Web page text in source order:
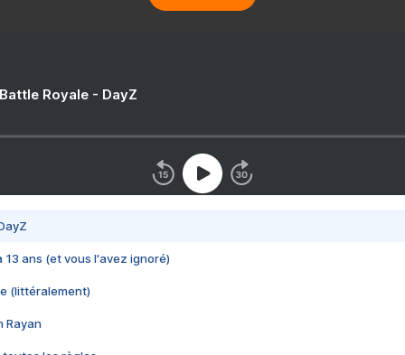
Royale - DayZ
13 ans (et vous l'avez ignoré)
(littéralement)
Rayan